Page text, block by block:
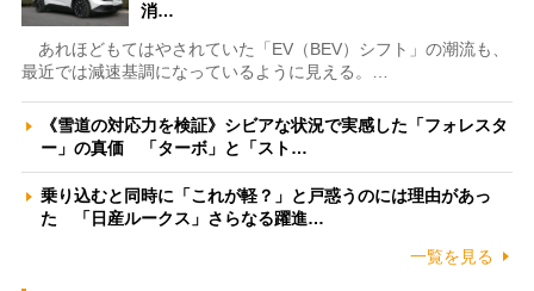
消…
あれほどもてはやされていた「EV（BEV）シフト」の潮流も、
最近では減速基調になっているように見える。…
《雪道の対応力を検証》シビアな状況で実感した「フォレスタ
ー」の真価 「ターボ」と「スト…
乗り込むと同時に「これが軽？」と戸惑うのには理由があっ
た 「日産ルークス」さらなる躍進…
一覧を見る